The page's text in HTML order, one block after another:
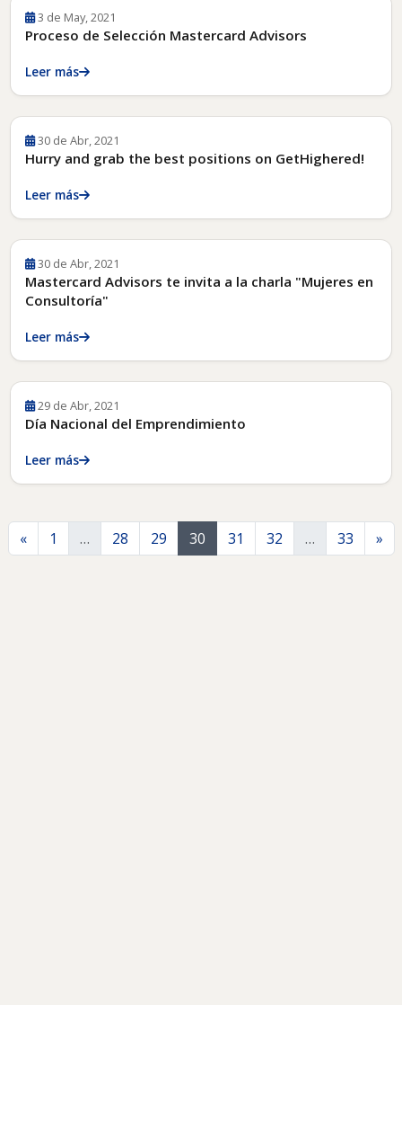
3 de May, 2021
Proceso de Selección Mastercard Advisors
Leer más
30 de Abr, 2021
Hurry and grab the best positions on GetHighered!
Leer más
30 de Abr, 2021
Mastercard Advisors te invita a la charla "Mujeres en
Consultoría"
Leer más
29 de Abr, 2021
Día Nacional del Emprendimiento
Leer más
«Anterior
1 … 28 29 30 31 32 … 33 »